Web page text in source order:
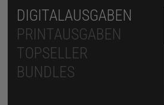
DIGITALAUSGABEN
PRINTAUSGABEN
TOPSELLER
BUNDLES